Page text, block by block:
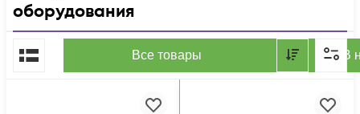
оборудования
Все товары В
По популярности